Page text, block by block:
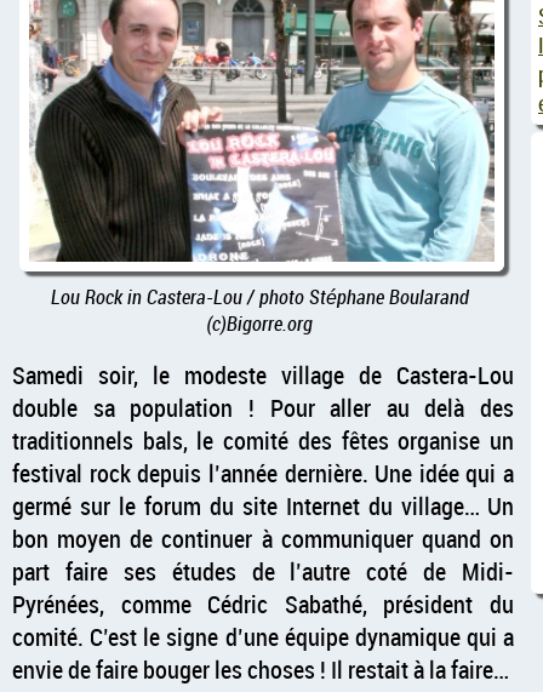
Lou Rock in Castera-Lou / photo Stéphane Boularand
(c)Bigorre.org
Samedi soir, le modeste village de Castera-Lou
double sa population ! Pour aller au delà des
traditionnels bals, le comité des fêtes organise un
festival rock depuis l’année dernière. Une idée qui a
germé sur le forum du site Internet du village… Un
bon moyen de continuer à communiquer quand on
part faire ses études de l’autre coté de Midi-
Pyrénées, comme Cédric Sabathé, président du
comité. C’est le signe d’une équipe dynamique qui a
envie de faire bouger les choses ! Il restait à la faire…